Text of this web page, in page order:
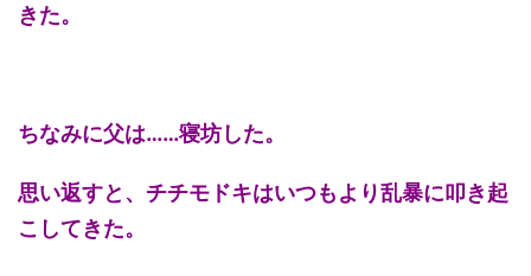
きた。
ちなみに父は……寝坊した。
思い返すと、チチモドキはいつもより乱暴に叩き起
こしてきた。